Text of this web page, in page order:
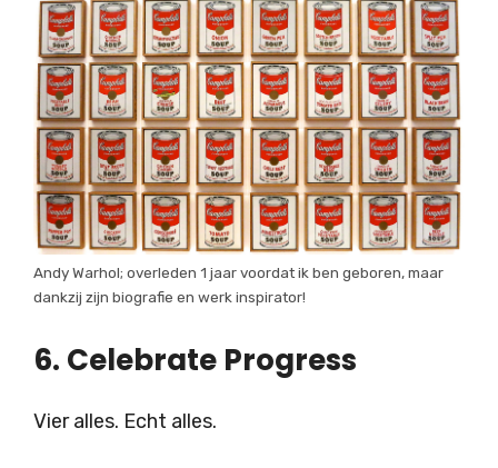
Andy Warhol; overleden 1 jaar voordat ik ben geboren, maar
dankzij zijn biografie en werk inspirator!
6. Celebrate Progress
Vier alles. Echt alles.